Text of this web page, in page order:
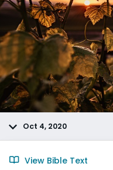
Oct 4, 2020
View Bible Text